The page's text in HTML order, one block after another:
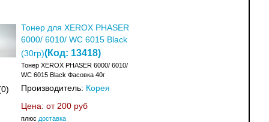
Тонер для XEROX PHASER
6000/ 6010/ WC 6015 Black
(30гр)(Код: 13418)
Тонер XEROX PHASER 6000/ 6010/
WC 6015 Black Фасовка 40г
Производитель: Корея
Цена: от 200 руб
плюс доставка